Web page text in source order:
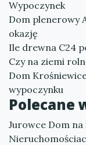
Wypoczynek
Dom plenerowy
okazję
Ile drewna C24
Czy na ziemi
Dom
wypoczynku
Polecane
Jurowce Dom